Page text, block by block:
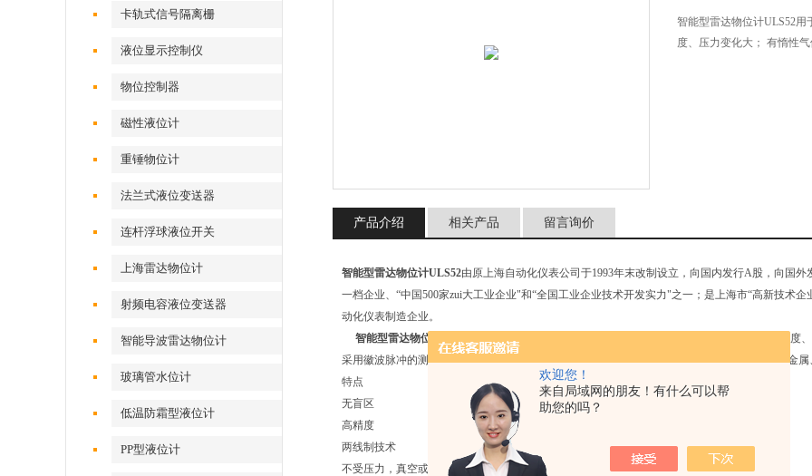
欢迎您！
来自局域网的朋友！有什么可以帮
助您的吗？
卡轨式信号隔离栅
液位显示控制仪
物位控制器
磁性液位计
重锤物位计
法兰式液位变送器
连杆浮球液位开关
上海雷达物位计
射频电容液位变送器
智能导波雷达物位计
玻璃管水位计
低温防霜型液位计
PP型液位计
智能型雷达物位计ULS52
度、压力变化大； 有惰性气
产品介绍 相关产品 留言询价
智能型雷达物位计ULS52由原上海自动化仪表公司于1993年末改制设立，向国内发行A股，向国
一档企业、“中国500家zui大工业企业"和“全国工业企业技术开发实力"之一；是上海市“高新技术
动化仪表制造企业。
智能型雷达物位计ULS52
用于液体、浆料及颗粒料的物位进行非接触式连续测量，适用于温度
采用徽波脉冲的测量方式，并可在工业频率波段范围内正常工作。波束能量较低，可安装于各金
特点
无盲区
高精度
两线制技术
不受压力，真空或温度影响